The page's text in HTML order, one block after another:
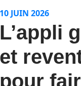
10 JUIN 2026
L’appli
et
pour